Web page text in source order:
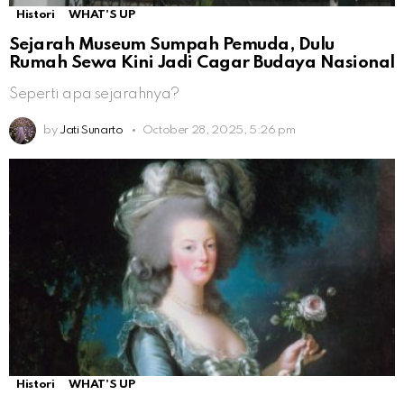
Histori WHAT'S UP
Sejarah Museum Sumpah Pemuda, Dulu
Rumah Sewa Kini Jadi Cagar Budaya Nasional
Seperti apa sejarahnya?
by Jati Sunarto October 28, 2025, 5:26 pm
Histori WHAT'S UP